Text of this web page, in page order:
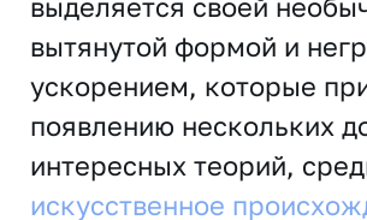
вытянутой формой и
ускорением, которые
появлению нескольких
интересных теорий,
искусственное